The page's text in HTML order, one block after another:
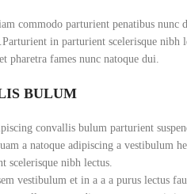
commodo parturient penatibus nunc
in parturient scelerisque nibh
pharetra fames nunc natoque dui.
BULUM
convallis bulum parturient
a natoque adipiscing a vestibulum
scelerisque nibh lectus.
vestibulum et in a a a purus lectus